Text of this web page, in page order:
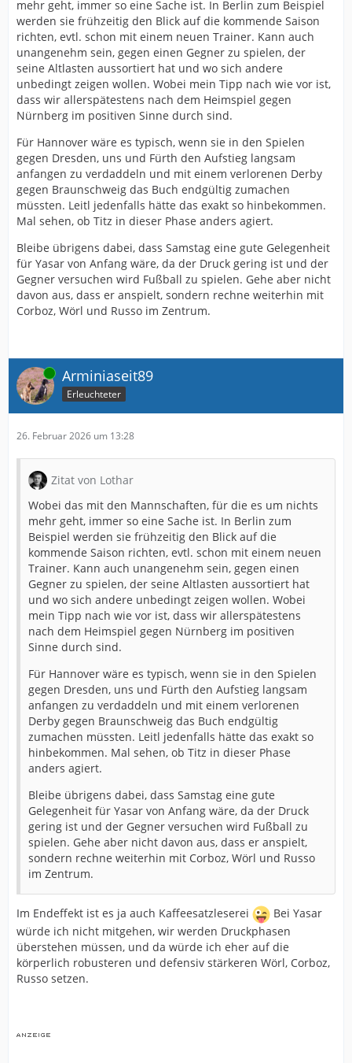
mehr geht, immer so eine Sache ist. In Berlin zum Beispiel
werden sie frühzeitig den Blick auf die kommende Saison
richten, evtl. schon mit einem neuen Trainer. Kann auch
unangenehm sein, gegen einen Gegner zu spielen, der
seine Altlasten aussortiert hat und wo sich andere
unbedingt zeigen wollen. Wobei mein Tipp nach wie vor ist,
dass wir allerspätestens nach dem Heimspiel gegen
Nürnberg im positiven Sinne durch sind.
Für Hannover wäre es typisch, wenn sie in den Spielen
gegen Dresden, uns und Fürth den Aufstieg langsam
anfangen zu verdaddeln und mit einem verlorenen Derby
gegen Braunschweig das Buch endgültig zumachen
müssten. Leitl jedenfalls hätte das exakt so hinbekommen.
Mal sehen, ob Titz in dieser Phase anders agiert.
Bleibe übrigens dabei, dass Samstag eine gute Gelegenheit
für Yasar von Anfang wäre, da der Druck gering ist und der
Gegner versuchen wird Fußball zu spielen. Gehe aber nicht
davon aus, dass er anspielt, sondern rechne weiterhin mit
Corboz, Wörl und Russo im Zentrum.
Online Arminiaseit89
Erleuchteter
26. Februar 2026 um 13:28
Zitat von Lothar
Wobei das mit den Mannschaften, für die es um nichts
mehr geht, immer so eine Sache ist. In Berlin zum
Beispiel werden sie frühzeitig den Blick auf die
kommende Saison richten, evtl. schon mit einem neuen
Trainer. Kann auch unangenehm sein, gegen einen
Gegner zu spielen, der seine Altlasten aussortiert hat
und wo sich andere unbedingt zeigen wollen. Wobei
mein Tipp nach wie vor ist, dass wir allerspätestens
nach dem Heimspiel gegen Nürnberg im positiven
Sinne durch sind.
Für Hannover wäre es typisch, wenn sie in den Spielen
gegen Dresden, uns und Fürth den Aufstieg langsam
anfangen zu verdaddeln und mit einem verlorenen
Derby gegen Braunschweig das Buch endgültig
zumachen müssten. Leitl jedenfalls hätte das exakt so
hinbekommen. Mal sehen, ob Titz in dieser Phase
anders agiert.
Bleibe übrigens dabei, dass Samstag eine gute
Gelegenheit für Yasar von Anfang wäre, da der Druck
gering ist und der Gegner versuchen wird Fußball zu
spielen. Gehe aber nicht davon aus, dass er anspielt,
sondern rechne weiterhin mit Corboz, Wörl und Russo
im Zentrum.
Im Endeffekt ist es ja auch Kaffeesatzleserei
Bei Yasar
würde ich nicht mitgehen, wir werden Druckphasen
überstehen müssen, und da würde ich eher auf die
körperlich robusteren und defensiv stärkeren Wörl, Corboz,
Russo setzen.